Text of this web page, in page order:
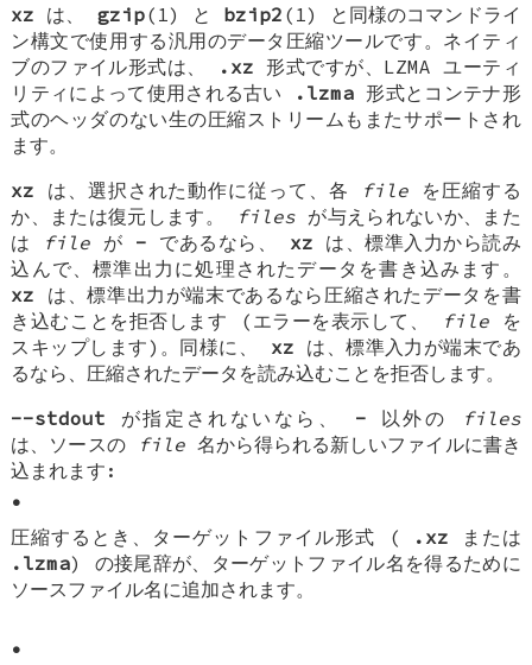
xz は、 gzip(1) と bzip2 (1) と同様のコマンドライ
ン構文で使用する汎用のデータ圧縮ツールです。ネイティ
ブのファイル形式は、
.xz 形式ですが、LZMA ユーティ
リティによって使用される古い
.lzma 形式とコンテナ形
式のヘッダのない生の圧縮ストリームもまたサポートされ
ます。
xz は、選択された動作に従って、各 file を圧縮する
か、または復元します。
files が与えられないか、また
は
file が - であるなら、 xz は、標準入力から読み
込んで、標準出力に処理されたデータを書き込みます。
xz は、標準出力が端末であるなら圧縮されたデータを書
き込むことを拒否します (エラーを表示して、
file を
スキップします)。同様に、 xz は、標準入力が端末であ
るなら、圧縮されたデータを読み込むことを拒否します。
--stdout が指定されないなら、 - 以外の
files
は、ソースの
file名から得られる新しいファイルに書き
込まれます:
•
圧縮するとき、ターゲットファイル形式 (
.xz または
.lzma) の接尾辞が、ターゲットファイル名を得るために
ソースファイル名に追加されます。
•